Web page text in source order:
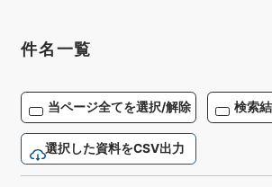
件名一覧
当ページ全てを選択/解除 検索
選択した資料をCSV出力